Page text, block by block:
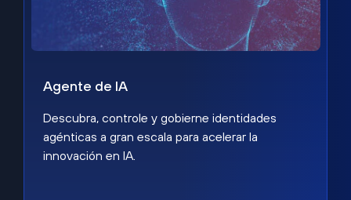
Agente de IA
Descubra, controle y gobierne identidades
agénticas a gran escala para acelerar la
innovación en IA.